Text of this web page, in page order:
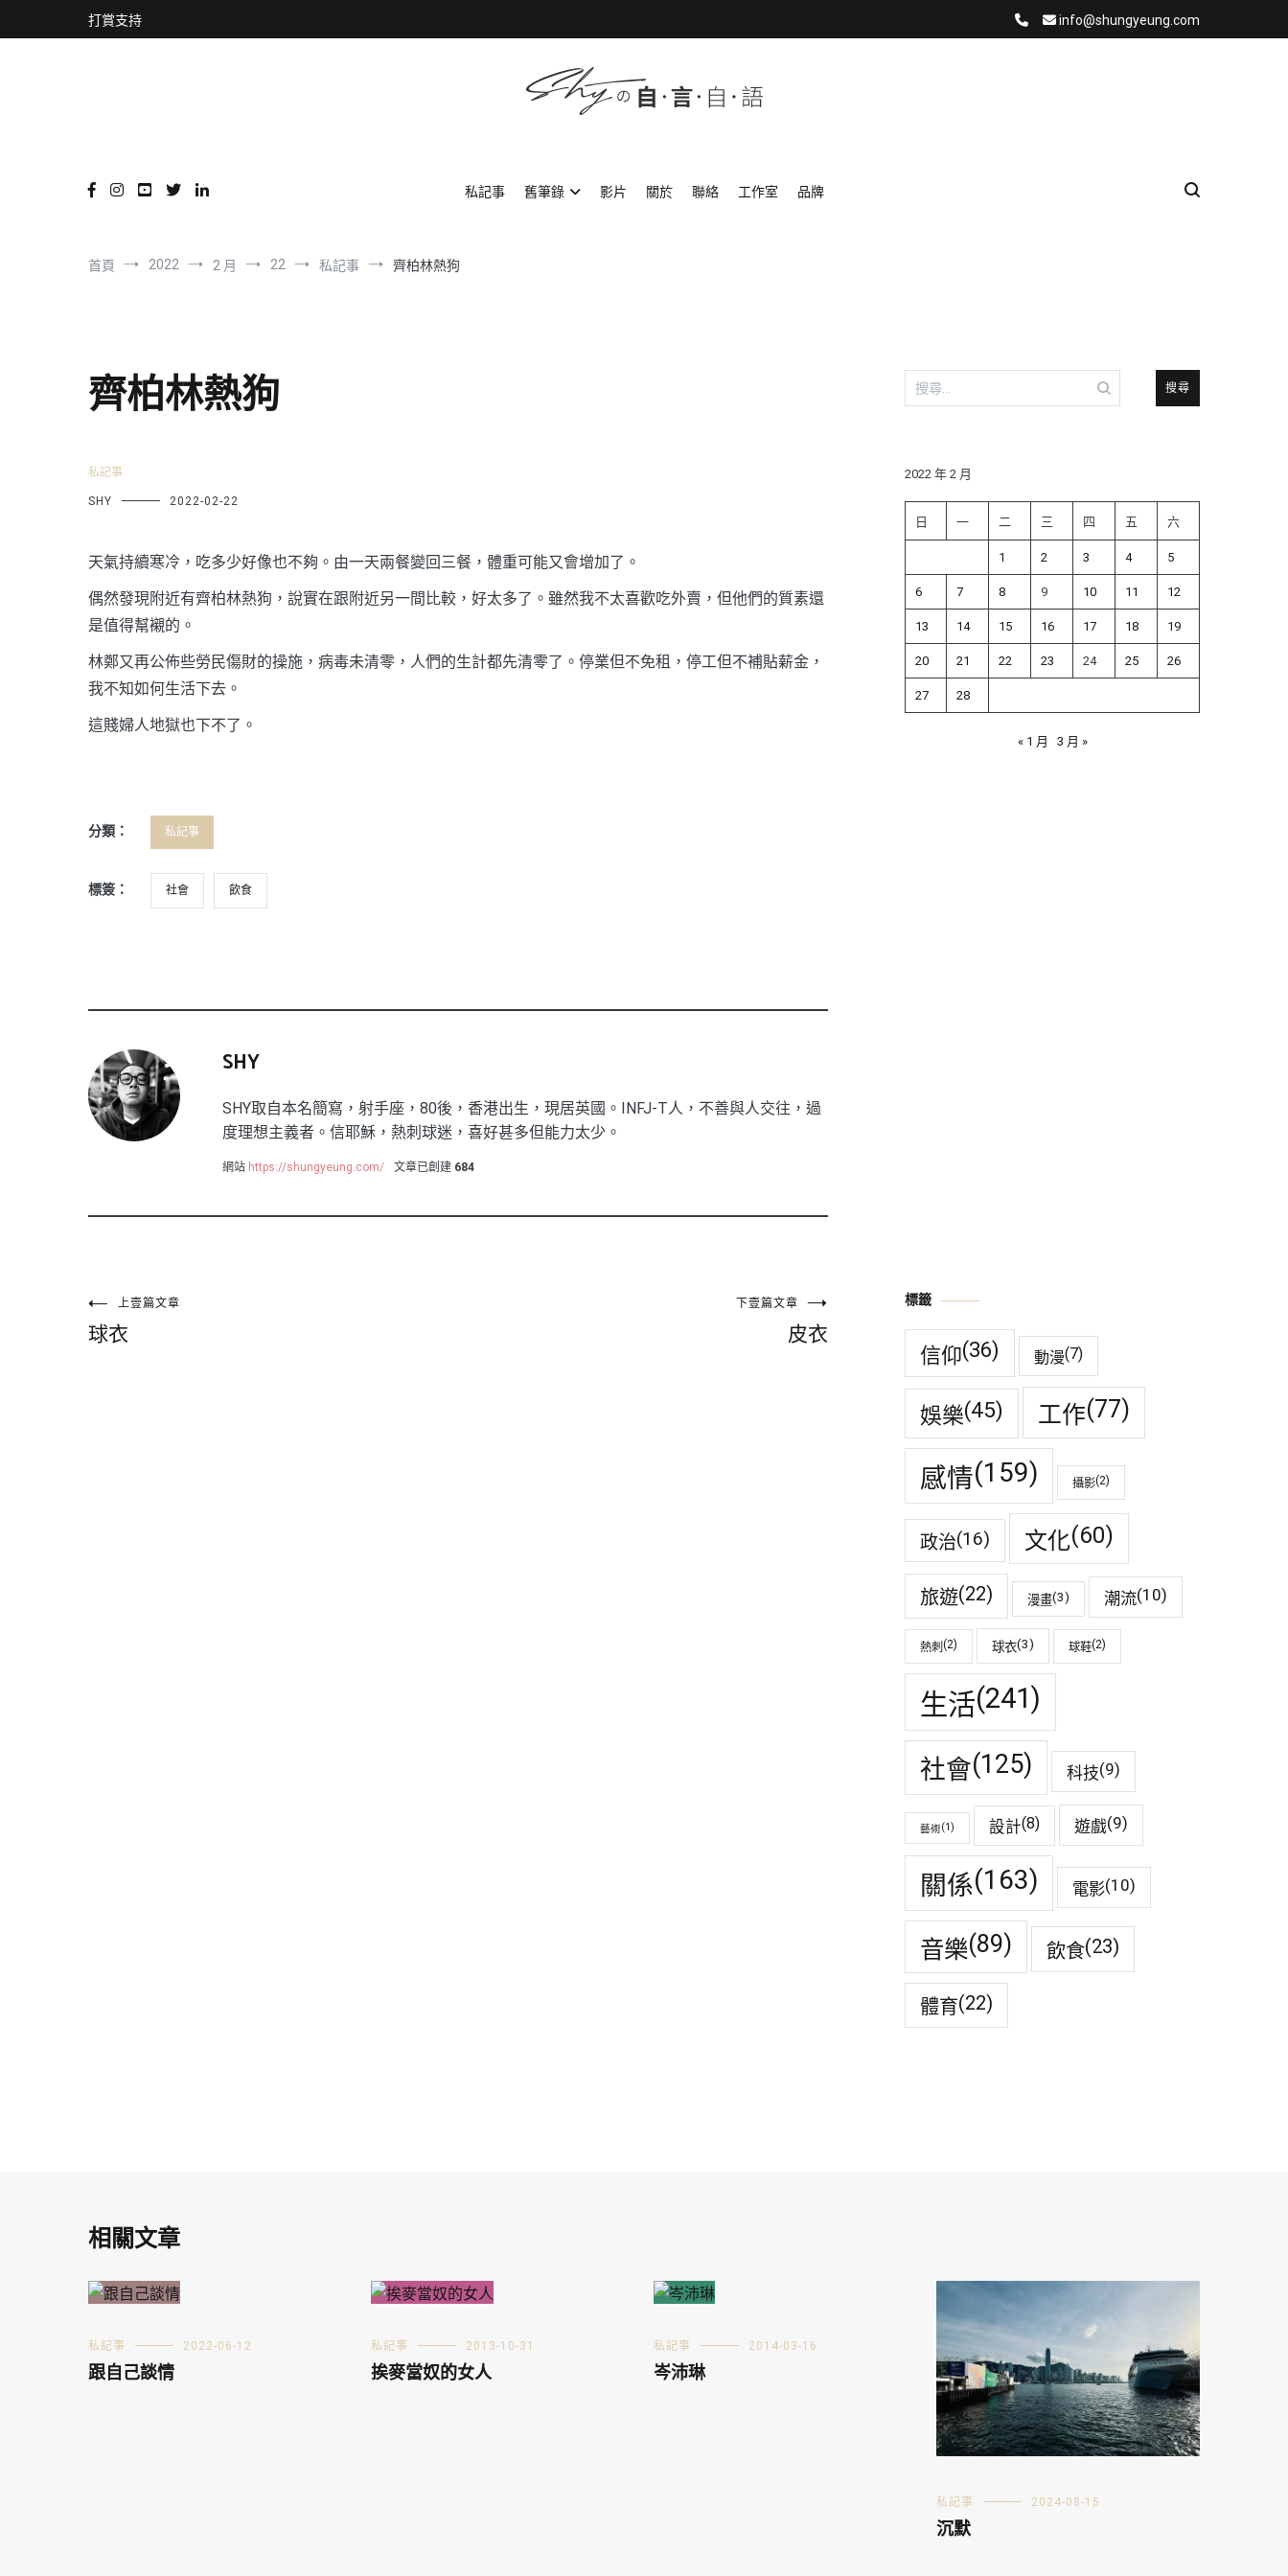
到
打賞支持 info@shungyeung.com
私記事 舊筆錄 影片 關於 聯絡 工作室 品牌
首頁 2022 2 月 22 私記事 齊柏林熱狗
齊柏林熱狗
私記事
SHY 2022-02-22
天氣持續寒冷，吃多少好像也不夠。由一天兩餐變回三餐，體重可能又會增加了。
偶然發現附近有齊柏林熱狗，說實在跟附近另一間比較，好太多了。雖然我不太喜歡吃外賣，但他們的質素還
是值得幫襯的。
林鄭又再公佈些勞民傷財的操施，病毒未清零，人們的生計都先清零了。停業但不免租，停工但不補貼薪金，
我不知如何生活下去。
這賤婦人地獄也下不了。
分類： 私記事
標簽： 社會 飲食
SHY
SHY取自本名簡寫，射手座，80後，香港出生，現居英國。INFJ-T人，不善與人交往，過
度理想主義者。信耶穌，熱刺球迷，喜好甚多但能力太少。
網站 https://shungyeung.com/ 文章已創建 684
文上壹篇文章
球衣
下壹篇文章
皮衣
搜
尋
字:
2022 年 2 月
日 一 二 三 四 五 六
1 2 3 4 5
6 7 8 9 10 11 12
13 14 15 16 17 18 19
20 21 22 23 24 25 26
27 28
« 1 月 3 月 »
標籤
信仰(36) 動漫(7)
娛樂(45) 工作(77)
感情(159) 攝影(2)
政治(16) 文化(60)
旅遊(22) 漫畫(3) 潮流(10)
熱刺 (2) 球衣(3) 球鞋(2)
生活(241)
社會(125) 科技(9)
藝術(1) 設計(8) 遊戲(9)
關係(163) 電影(10)
音樂(89) 飲食(23)
體育(22)
相關文章
私記事 2022-06-12
跟自己談情
私記事 2013-10-31
挨麥當奴的女人
私記事 2014-03-16
岑沛琳
私記事 2024-08-15
沉默